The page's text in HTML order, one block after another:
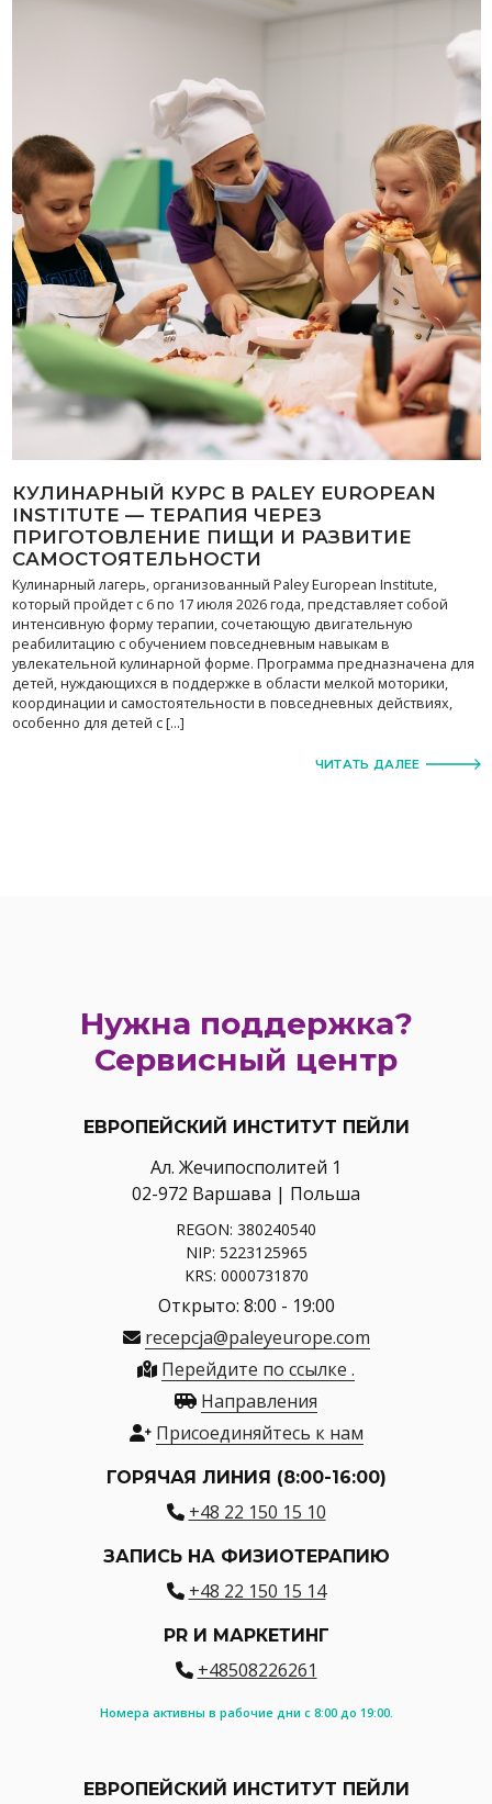
КУЛИНАРНЫЙ КУРС В PALEY EUROPEAN
INSTITUTE — ТЕРАПИЯ ЧЕРЕЗ
ПРИГОТОВЛЕНИЕ ПИЩИ И РАЗВИТИЕ
САМОСТОЯТЕЛЬНОСТИ
Кулинарный лагерь, организованный Paley European Institute,
который пройдет с 6 по 17 июля 2026 года, представляет собой
интенсивную форму терапии, сочетающую двигательную
реабилитацию с обучением повседневным навыкам в
увлекательной кулинарной форме. Программа предназначена для
детей, нуждающихся в поддержке в области мелкой моторики,
координации и самостоятельности в повседневных действиях,
особенно для детей с […]
ЧИТАТЬ ДАЛЕЕ
Нужна поддержка?
Сервисный центр
ЕВРОПЕЙСКИЙ ИНСТИТУТ ПЕЙЛИ
Ал. Жечипосполитей 1
02-972 Варшава | Польша
REGON: 380240540
NIP: 5223125965
KRS: 0000731870
Открыто: 8:00 - 19:00
recepcja@paleyeurope.com
Перейдите по ссылке .
Направления
Присоединяйтесь к нам
ГОРЯЧАЯ ЛИНИЯ (8:00-16:00)
+48 22 150 15 10
ЗАПИСЬ НА ФИЗИОТЕРАПИЮ
+48 22 150 15 14
PR И МАРКЕТИНГ
+48508226261
Номера активны в рабочие дни с 8:00 до 19:00.
ЕВРОПЕЙСКИЙ ИНСТИТУТ ПЕЙЛИ